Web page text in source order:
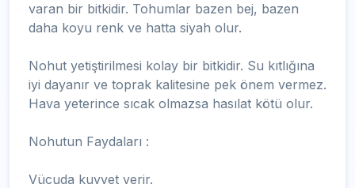
varan bir bitkidir. Tohumlar bazen bej, bazen
daha koyu renk ve hatta siyah olur.
Nohut yetiştirilmesi kolay bir bitkidir. Su kıtlığına
iyi dayanır ve toprak kalitesine pek önem vermez.
Hava yeterince sıcak olmazsa hasılat kötü olur.
Nohutun Faydaları :
Vücuda kuvvet verir.